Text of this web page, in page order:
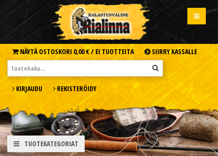
NÄYTÄ OSTOSKORI 0,00 € / EI TUOTTEITA SIIRRY KASSALLE
KIRJAUDU REKISTERÖIDY
TUOTEKATEGORIAT